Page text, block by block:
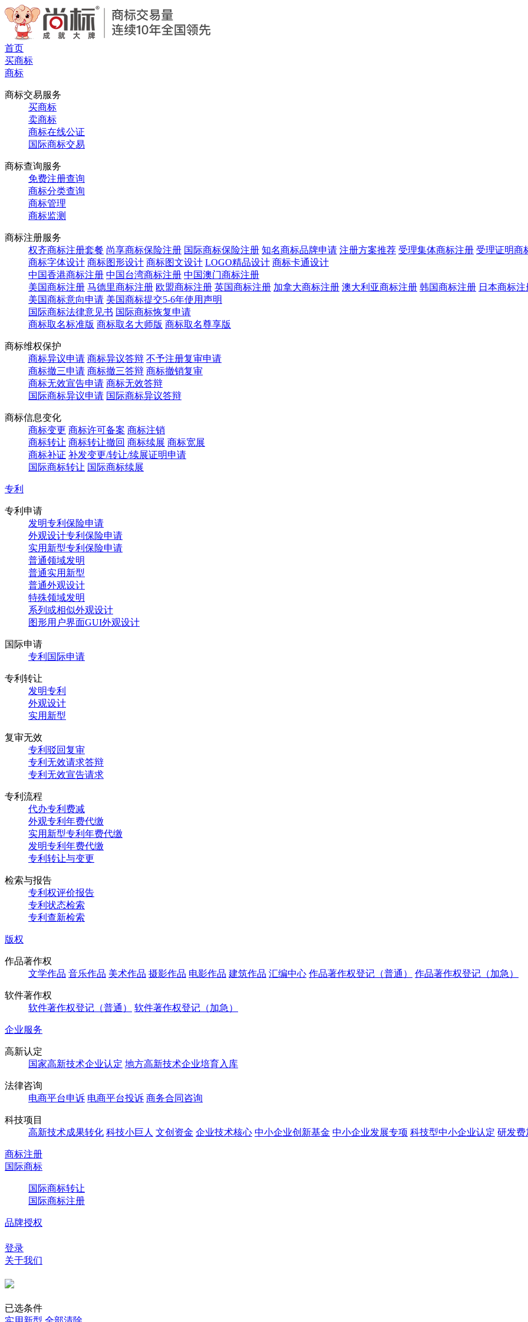
首页
买商标
商标
商标交易服务
买商标
卖商标
商标在线公证
国际商标交易
商标查询服务
免费注册查询
商标分类查询
商标管理
商标监测
商标注册服务
权齐商标注册套餐 尚享商标保险注册 国际商标保险注册 知名商标品牌申请 注册方案推荐 受理集体商标注册 受理证明商
商标字体设计 商标图形设计 商标图文设计 LOGO精品设计 商标卡通设计
中国香港商标注册 中国台湾商标注册 中国澳门商标注册
美国商标注册 马德里商标注册 欧盟商标注册 英国商标注册 加拿大商标注册 澳大利亚商标注册 韩国商标注册 日本商标注
美国商标意向申请 美国商标提交5-6年使用声明
国际商标法律意见书 国际商标恢复申请
商标取名标准版 商标取名大师版 商标取名尊享版
商标维权保护
商标异议申请 商标异议答辩 不予注册复审申请
商标撤三申请 商标撤三答辩 商标撤销复审
商标无效宣告申请 商标无效答辩
国际商标异议申请 国际商标异议答辩
商标信息变化
商标变更 商标许可备案 商标注销
商标转让 商标转让撤回 商标续展 商标宽展
商标补证 补发变更/转让/续展证明申请
国际商标转让 国际商标续展
专利
专利申请
发明专利保险申请
外观设计专利保险申请
实用新型专利保险申请
普通领域发明
普通实用新型
普通外观设计
特殊领域发明
系列或相似外观设计
图形用户界面GUI外观设计
国际申请
专利国际申请
专利转让
发明专利
外观设计
实用新型
复审无效
专利驳回复审
专利无效请求答辩
专利无效宣告请求
专利流程
代办专利费减
外观专利年费代缴
实用新型专利年费代缴
发明专利年费代缴
专利转让与变更
检索与报告
专利权评价报告
专利状态检索
专利查新检索
版权
作品著作权
文学作品 音乐作品 美术作品 摄影作品 电影作品 建筑作品 汇编中心 作品著作权登记（普通） 作品著作权登记（加急）
软件著作权
软件著作权登记（普通）
软件著作权登记（加急）
企业服务
高新认定
国家高新技术企业认定 地方高新技术企业培育入库
法律咨询
电商平台申诉 电商平台投诉 商务合同咨询
科技项目
高新技术成果转化 科技小巨人 文创资金 企业技术核心 中小企业创新基金 中小企业发展专项 科技型中小企业认定 研发费
商标注册
国际商标
国际商标转让
国际商标注册
品牌授权
登录
关于我们
已选条件